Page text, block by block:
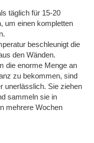
täglich für 15-20
um einen kompletten
beschleunigt die
den Wänden.
die enorme Menge an
zu bekommen, sind
unerlässlich. Sie ziehen
sammeln sie in
mehrere Wochen